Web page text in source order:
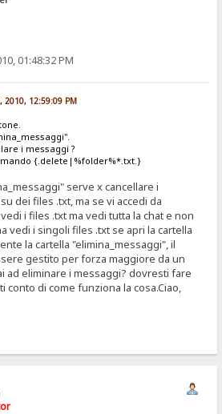
01:48:32 PM
2010, 12:59:09 PM
i messaggi ?
{.delete|%folder%*.txt.}
serve x cancellare i
dei files .txt, ma se vi accedi da
i files .txt ma vedi tutta la chat e non
vedi i singoli files .txt se apri la cartella
la cartella "elimina_messaggi", il
gestito per forza maggiore da un
ad eliminare i messaggi? dovresti fare
di come funziona la cosa.Ciao,